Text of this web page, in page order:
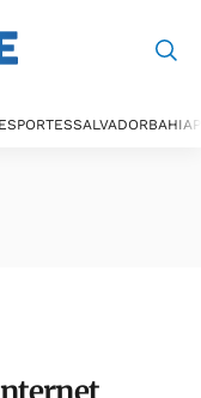
ESPORTESSALVADORBAHIA